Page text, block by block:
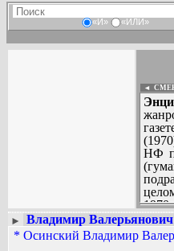
«И» «ИЛИ»
◄
НФ
► Владимир
* Осинский Владимир